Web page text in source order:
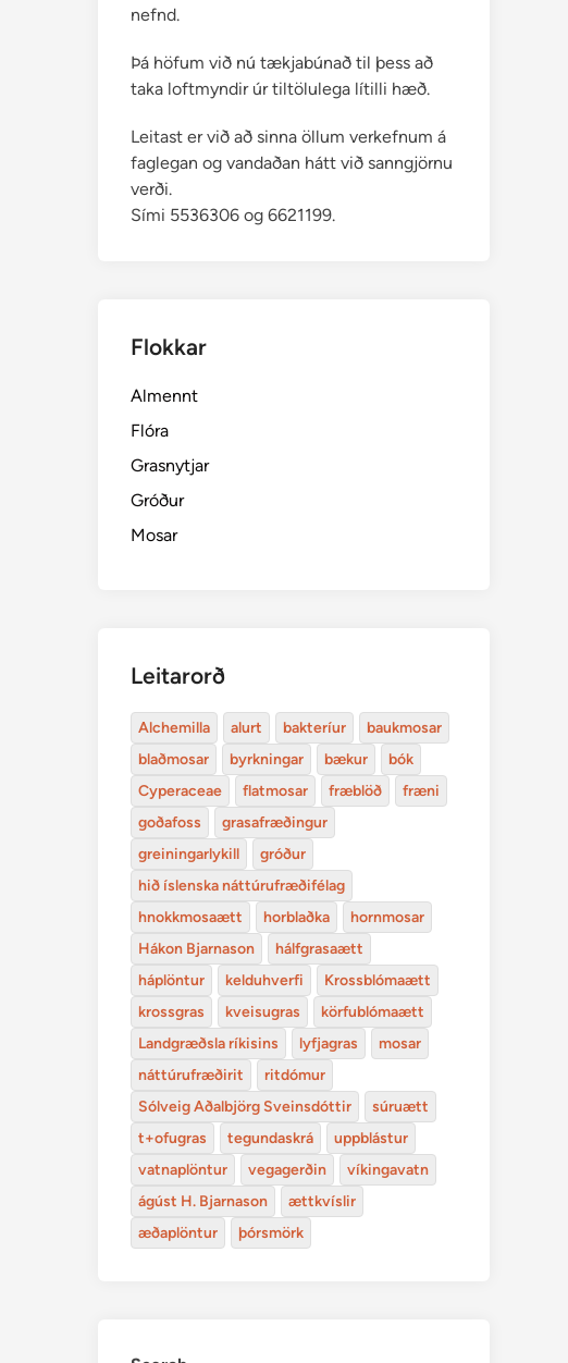
nefnd.
Þá höfum við nú tækjabúnað til þess að
taka loftmyndir úr tiltölulega lítilli hæð.
Leitast er við að sinna öllum verkefnum á
faglegan og vandaðan hátt við sanngjörnu
verði.
Sími 5536306 og 6621199.
Flokkar
Almennt
Flóra
Grasnytjar
Gróður
Mosar
Leitarorð
Alchemilla alurt bakteríur
baukmosar
blaðmosar
byrkningar bækur
bók
Cyperaceae
flatmosar fræblöð
fræni
goðafoss
grasafræðingur
greiningarlykill
gróður
hið íslenska náttúrufræðifélag
hnokkmosaætt
horblaðka
hornmosar
Hákon Bjarnason
hálfgrasaætt
háplöntur
kelduhverfi
Krossblómaætt
krossgras
kveisugras
körfublómaætt
Landgræðsla ríkisins
lyfjagras
mosar
náttúrufræðirit
ritdómur
Sólveig Aðalbjörg Sveinsdóttir
súruætt
t+ofugras
tegundaskrá
uppblástur
vatnaplöntur
vegagerðin
víkingavatn
ágúst H. Bjarnason
ættkvíslir
æðaplöntur
þórsmörk